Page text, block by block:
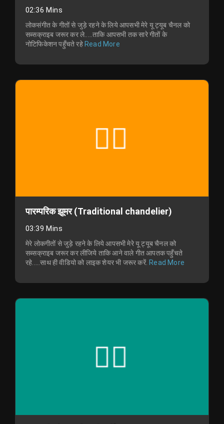
02:36 Mins
लोकसंगीत के गीतों से जुड़े रहने के लिये आपसभी मेरे यू ट्यूब चैनल को
सब्सक्राइब जरूर कर ले.....ताकि आपसभी तक सारे गीतों के
नोटिफिकेशन पहुँचते रहे Read More
पारम्परिक झूमर (Traditional chandelier)
03:39 Mins
मेरे लोकगीतों से जुड़े रहने के लिये आपसभी मेरे यू ट्यूब चैनल को
सब्सक्राइब जरूर कर लीजिये ताकि आने वाले गीत आपतक पहुँचते
रहे.....साथ ही वीडियो को लाइक शेयर भी जरूर करें. Read More